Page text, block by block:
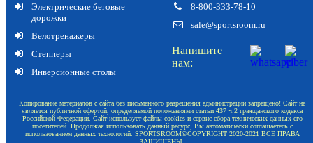
Электрические беговые
дорожки
Велотренажеры
Степперы
Инверсионные столы
8-800-333-78-10
sale@sportsroom.ru
Напишите
нам:
Копирование материалов с сайта без письменного разрешения администрации запрещено! Сайт не
является публичной офертой, определяемой положениями статьи 437 ч.2 гражданского кодекса
Российской Федерации. Сайт использует файлы cookies и сервис сбора технических данных его
посетителей. Продолжая использовать данный ресурс, Вы автоматически соглашаетесь с
использованием данных технологий. SPORTSROOM©COPYRIGHT 2020-2021 ВСЕ ПРАВА
ЗАЩИЩЕНЫ.